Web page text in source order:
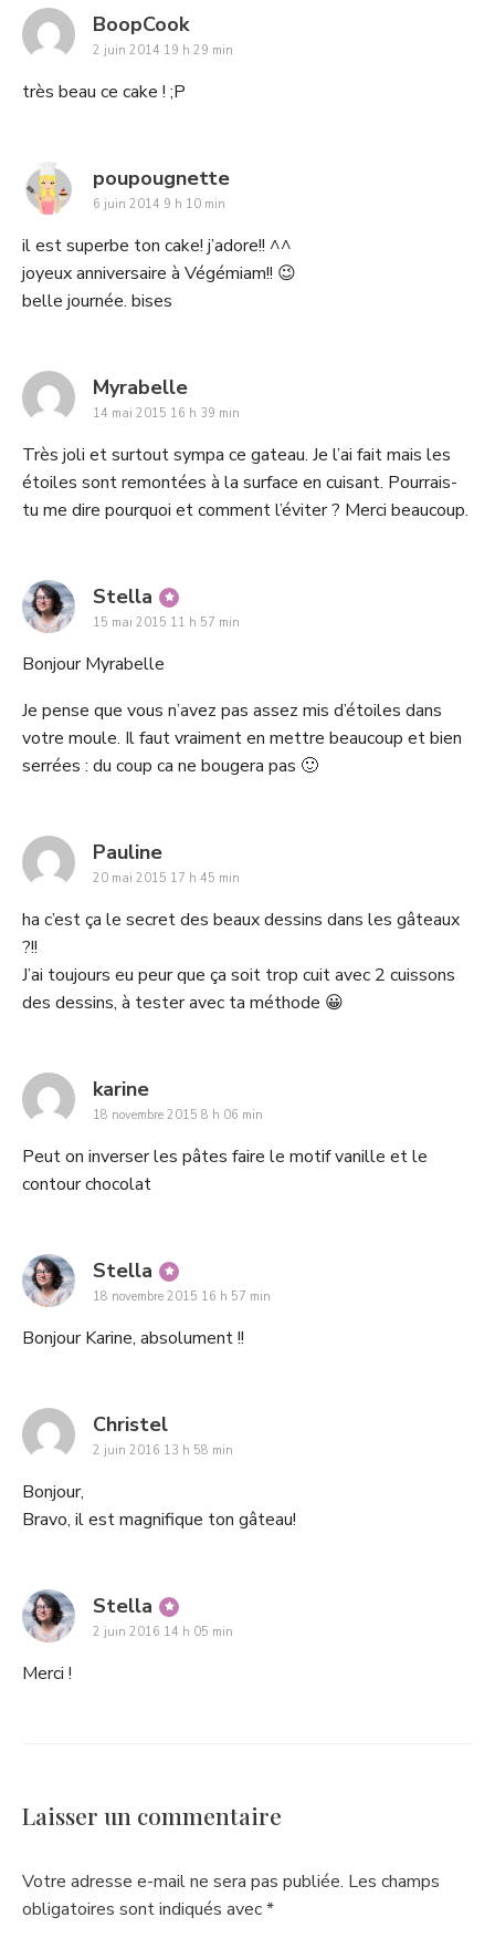
BoopCooksays:
2 juin 2014 19 h 29 min
très beau ce cake ! ;P
poupougnettesays:
6 juin 2014 9 h 10 min
il est superbe ton cake! j’adore!! ^^
joyeux anniversaire à Végémiam!! 😉
belle journée. bises
Myrabellesays:
14 mai 2015 16 h 39 min
Très joli et surtout sympa ce gateau. Je l’ai fait mais les
étoiles sont remontées à la surface en cuisant. Pourrais-
tu me dire pourquoi et comment l’éviter ? Merci beaucoup.
Stella says:
15 mai 2015 11 h 57 min
Bonjour Myrabelle
Je pense que vous n’avez pas assez mis d’étoiles dans
votre moule. Il faut vraiment en mettre beaucoup et bien
serrées : du coup ca ne bougera pas 🙂
Paulinesays:
20 mai 2015 17 h 45 min
ha c’est ça le secret des beaux dessins dans les gâteaux
?!!
J’ai toujours eu peur que ça soit trop cuit avec 2 cuissons
des dessins, à tester avec ta méthode 😀
karinesays:
18 novembre 2015 8 h 06 min
Peut on inverser les pâtes faire le motif vanille et le
contour chocolat
Stella says:
18 novembre 2015 16 h 57 min
Bonjour Karine, absolument !!
Christelsays:
2 juin 2016 13 h 58 min
Bonjour,
Bravo, il est magnifique ton gâteau!
Stella says:
2 juin 2016 14 h 05 min
Merci !
Laisser un commentaire
Votre adresse e-mail ne sera pas publiée. Les champs
obligatoires sont indiqués avec*